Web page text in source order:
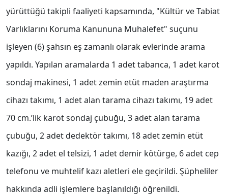
yürüttüğü takipli faaliyeti kapsamında, "Kültür ve Tabiat
Varlıklarını Koruma Kanununa Muhalefet" suçunu
işleyen (6) şahsın eş zamanlı olarak evlerinde arama
yapıldı. Yapılan aramalarda 1 adet tabanca, 1 adet karot
sondaj makinesi, 1 adet zemin etüt maden araştırma
cihazı takımı, 1 adet alan tarama cihazı takımı, 19 adet
70 cm.’lik karot sondaj çubuğu, 3 adet alan tarama
çubuğu, 2 adet dedektör takımı, 18 adet zemin etüt
kazığı, 2 adet el telsizi, 1 adet demir kötürge, 6 adet cep
telefonu ve muhtelif kazı aletleri ele geçirildi. Şüpheliler
hakkında adli işlemlere başlanıldığı öğrenildi.